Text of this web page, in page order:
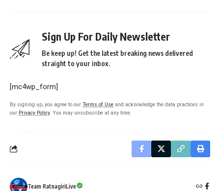
Sign Up For Daily Newsletter
Be keep up! Get the latest breaking news delivered
straight to your inbox.
[mc4wp_form]
By signing up, you agree to our Terms of Use and acknowledge the data practices in
our Privacy Policy. You may unsubscribe at any time.
Team RatnagiriLive